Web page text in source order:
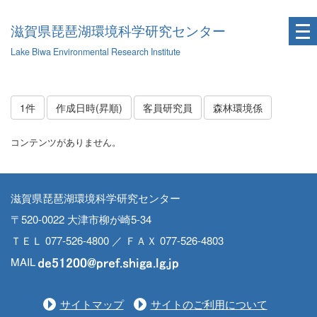
滋賀県琵琶湖環境科学研究センター
Lake Biwa Environmental Research Institute
1件 作成日時(昇順) 客員研究員 森林環境係
コンテンツがありません。
滋賀県琵琶湖環境科学研究センター
〒520-0022 大津市柳が崎5-34
ＴＥＬ 077-526-4800 ／ ＦＡＸ 077-526-4803
MAIL
サイトマップ サイトのご利用について